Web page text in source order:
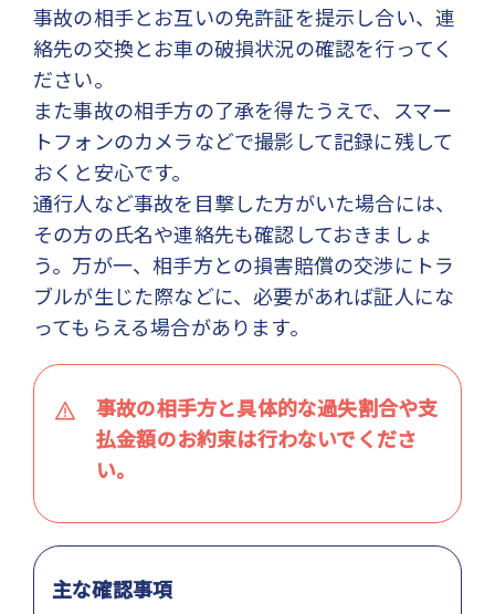
事故の相手とお互いの免許証を提示し合い、連
絡先の交換とお車の破損状況の確認を行ってく
ださい。
また事故の相手方の了承を得たうえで、スマー
トフォンのカメラなどで撮影して記録に残して
おくと安心です。
通行人など事故を目撃した方がいた場合には、
その方の氏名や連絡先も確認しておきましょ
う。万が一、相手方との損害賠償の交渉にトラ
ブルが生じた際などに、必要があれば証人にな
ってもらえる場合があります。
事故の相手方と具体的な過失割合や支
払金額のお約束は行わないでくださ
い。
主な確認事項